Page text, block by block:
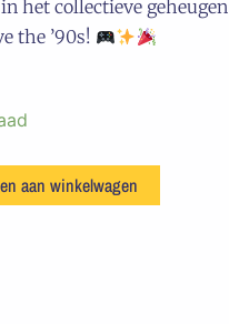
het collectieve geheugen
the ’90s!
aan winkelwagen